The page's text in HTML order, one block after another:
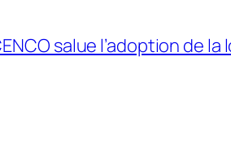
salue l’adoption de la